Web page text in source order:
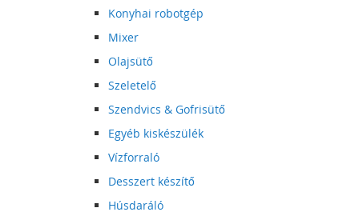
Konyhai robotgép
Mixer
Olajsütő
Szeletelő
Szendvics & Gofrisütő
Egyéb kiskészülék
Vízforraló
Desszert készítő
Húsdaráló